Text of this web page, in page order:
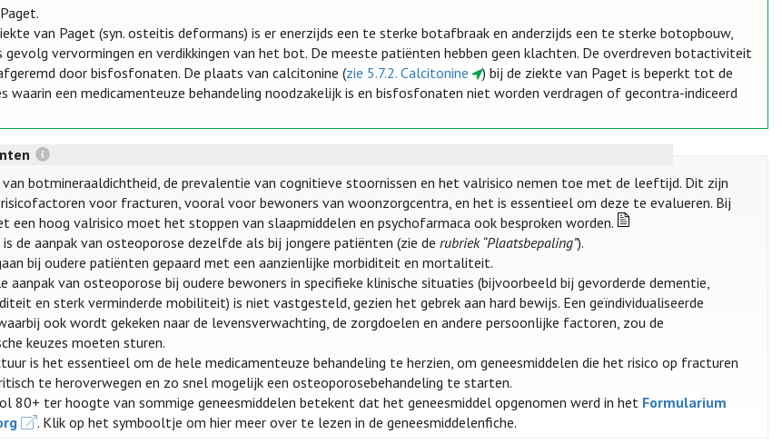
van Paget (syn. osteitis deformans) is er enerzijds een te sterke botafbraak en anderzijds een te sterke botopbouw,
gevolg vervormingen en verdikkingen van het bot. De meeste patiënten hebben geen klachten. De overdreven botactiviteit
door bisfosfonaten. De plaats van calcitonine (zie 5.7.2. Calcitonine
) bij de ziekte van Paget is beperkt tot de
waarin een medicamenteuze behandeling noodzakelijk is en bisfosfonaten niet worden verdragen of gecontra-indiceerd
botmineraaldichtheid, de prevalentie van cognitieve stoornissen en het valrisico nemen toe met de leeftijd. Dit zijn
voor fracturen, vooral voor bewoners van woonzorgcentra, en het is essentieel om deze te evalueren. Bij
een hoog valrisico moet het stoppen van slaapmiddelen en psychofarmaca ook besproken worden.
is de aanpak van osteoporose dezelfde als bij jongere patiënten (zie derubriek “Plaatsbepaling”).
bij oudere patiënten gepaard met een aanzienlijke morbiditeit en mortaliteit.
aanpak van osteoporose bij oudere bewoners in specifieke klinische situaties (bijvoorbeeld bij gevorderde dementie,
en sterk verminderde mobiliteit) is niet vastgesteld, gezien het gebrek aan hard bewijs. Een geïndividualiseerde
ook wordt gekeken naar de levensverwachting, de zorgdoelen en andere persoonlijke factoren, zou de
keuzes moeten sturen.
is het essentieel om de hele medicamenteuze behandeling te herzien, om geneesmiddelen die het risico op fracturen
te heroverwegen en zo snel mogelijk een osteoporosebehandeling te starten.
80+ ter hoogte van sommige geneesmiddelen betekent dat het geneesmiddel opgenomen werd in het Formularium
. Klik op het symbooltje om hier meer over te lezen in de geneesmiddelenfiche.